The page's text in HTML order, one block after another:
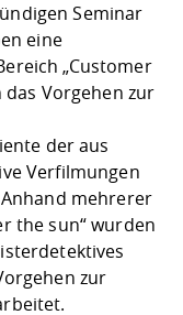
Jobs, Praktika,
Seminar
eine
„Customer
Vorgehen zur
der aus
Verfilmungen
mehrerer
the sun“ wurden
zur